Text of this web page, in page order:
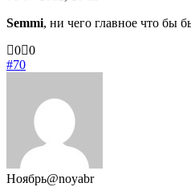
Semmi, ни чего главное что бы
Голосуйте
-
палец
0 Голосуйте
палец
0
#70
Ноябрь@noyabr